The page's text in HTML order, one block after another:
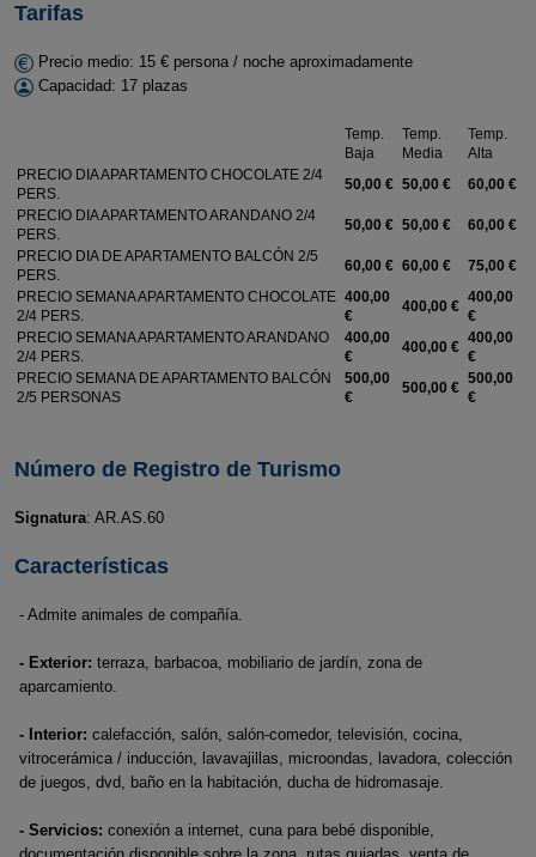
Tarifas
Precio medio: 15 € persona / noche aproximadamente
Capacidad: 17 plazas
Temp.
Baja
Temp.
Media
Temp.
Alta
PRECIO DIA APARTAMENTO CHOCOLATE 2/4
PERS.
50,00 € 50,00 €
60,00 €
PRECIO DIA APARTAMENTO ARANDANO 2/4
PERS.
50,00 € 50,00 €
60,00 €
PRECIO DIA DE APARTAMENTO BALCÓN 2/5
PERS.
60,00 € 60,00 €
75,00 €
PRECIO SEMANA APARTAMENTO CHOCOLATE
2/4 PERS.
400,00
€
400,00 €
400,00
€
PRECIO SEMANA APARTAMENTO ARANDANO
2/4 PERS.
400,00
€
400,00 €
400,00
€
PRECIO SEMANA DE APARTAMENTO BALCÓN
2/5 PERSONAS
500,00
€
500,00 €
500,00
€
Número de Registro de Turismo
Signatura: AR.AS.60
Características
- Admite animales de compañía.
- Exterior: terraza, barbacoa, mobiliario de jardín, zona de
aparcamiento.
- Interior: calefacción, salón, salón-comedor, televisión, cocina,
vitrocerámica / inducción, lavavajillas, microondas, lavadora, colección
de juegos, dvd, baño en la habitación, ducha de hidromasaje.
- Servicios: conexión a internet, cuna para bebé disponible,